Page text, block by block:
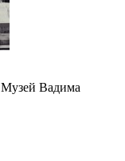
Музей Вадима